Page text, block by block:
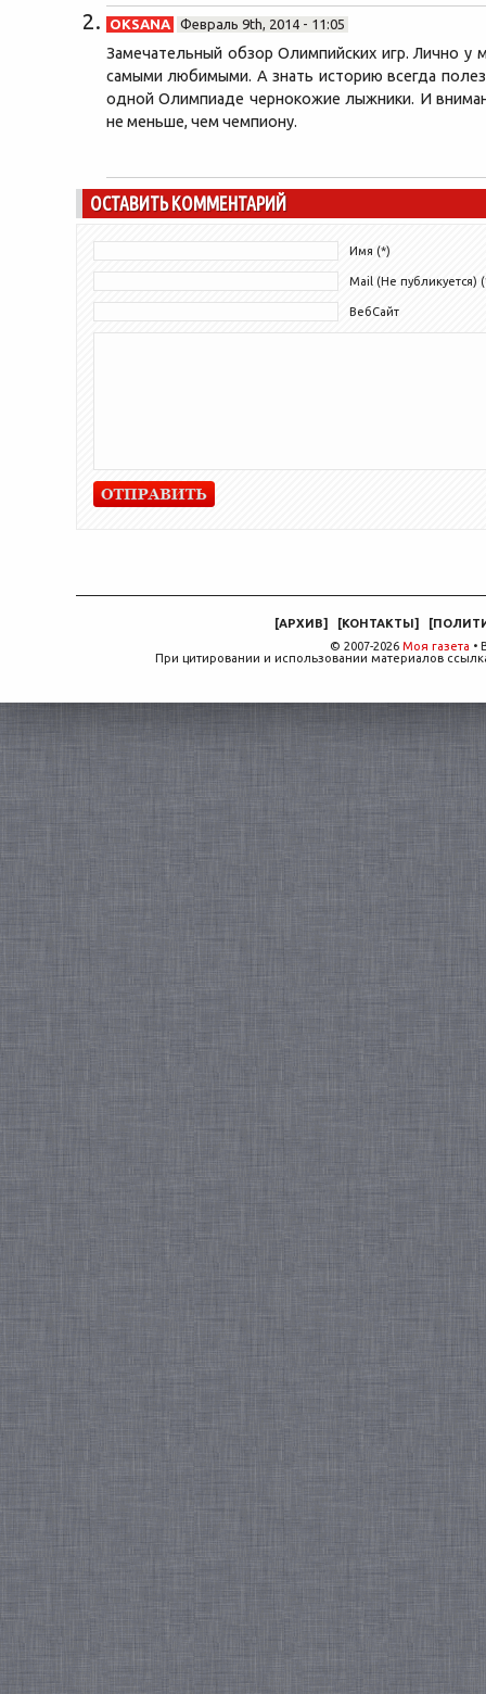
OKSANA Февраль 9th, 2014 - 11:05
Замечательный обзор Олимпийских игр. Лично у
самыми любимыми. А знать историю всегда
одной Олимпиаде чернокожие лыжники. И
не меньше, чем чемпиону.
ОСТАВИТЬ КОММЕНТАРИЙ
Имя (*)
Mail (Не публикуется)
ВебСайт
[АРХИВ] [КОНТАКТЫ] [
© 2007-2026 Моя газета •
При цитировании и использовании материалов